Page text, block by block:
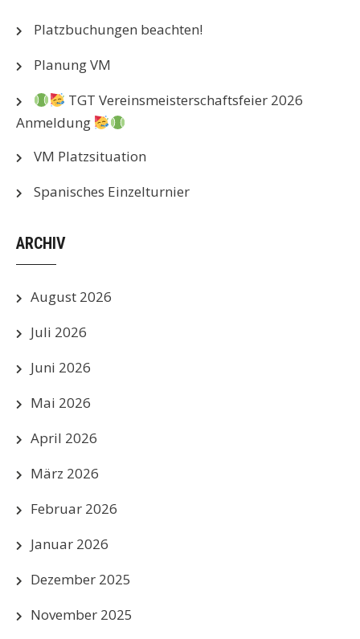
Platzbuchungen beachten!
Planung VM
TGT Vereinsmeisterschaftsfeier 2026
Anmeldung
VM Platzsituation
Spanisches Einzelturnier
ARCHIV
August 2026
Juli 2026
Juni 2026
Mai 2026
April 2026
März 2026
Februar 2026
Januar 2026
Dezember 2025
November 2025